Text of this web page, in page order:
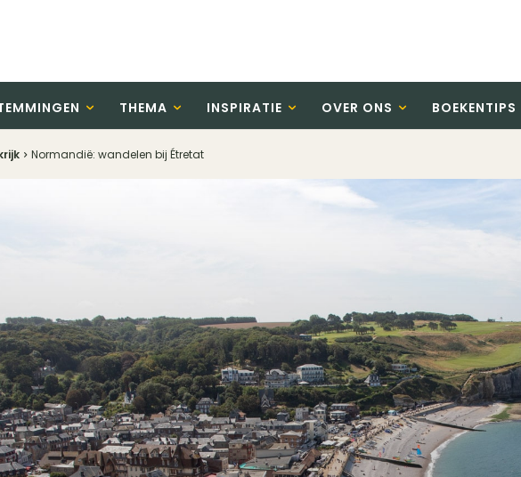
THEMA INSPIRATIE OVER ONS BOEKENTIPS
Normandië: wandelen bij Étretat